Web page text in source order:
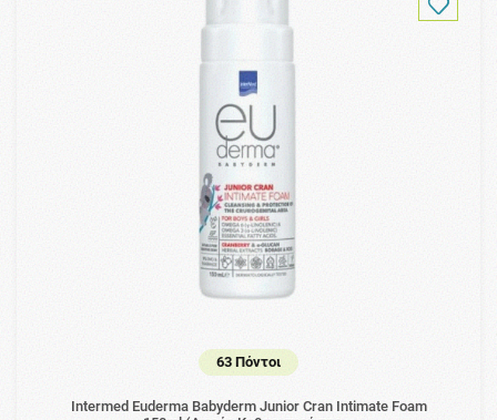
63 Πόντοι
Intermed Euderma Babyderm Junior Cran Intimate Foam